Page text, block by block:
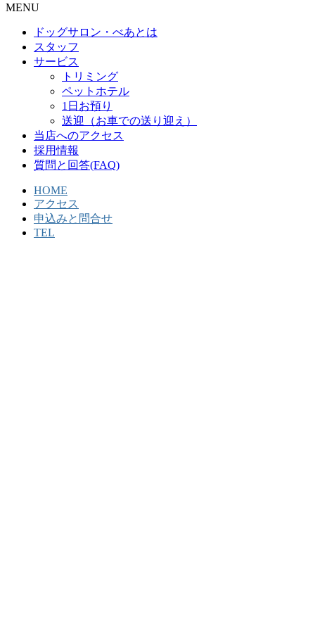
MENU
ドッグサロン・べあとは
スタッフ
サービス
トリミング
ペットホテル
1日お預り
送迎（お車での送り迎え）
当店へのアクセス
採用情報
質問と回答(FAQ)
HOME
アクセス
申込みと問合せ
TEL